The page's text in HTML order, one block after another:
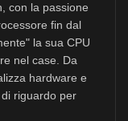
con la passione
fin dal
la sua CPU
nel case. Da
hardware e
riguardo per